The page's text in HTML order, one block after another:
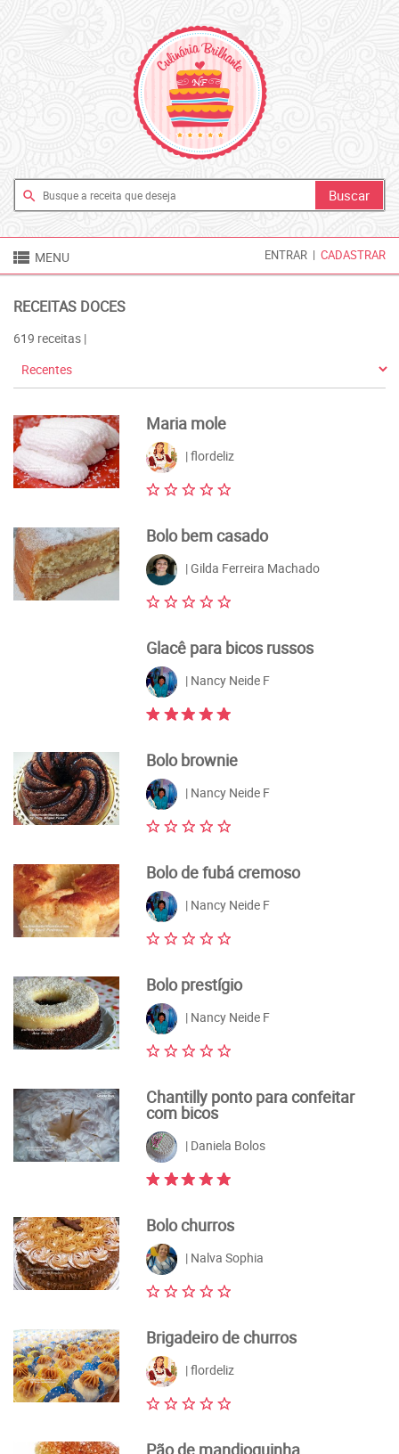
search
 MENU ENTRAR | CADASTRAR
RECEITAS DOCES
619 receitas |
Maria mole
| flordeliz
Bolo bem casado
| Gilda Ferreira Machado
Glacê para bicos russos
| Nancy Neide F
Bolo brownie
| Nancy Neide F
Bolo de fubá cremoso
| Nancy Neide F
Bolo prestígio
| Nancy Neide F
Chantilly ponto para confeitar
com bicos
| Daniela Bolos
Bolo churros
| Nalva Sophia
Brigadeiro de churros
| flordeliz
Pão de mandioquinha